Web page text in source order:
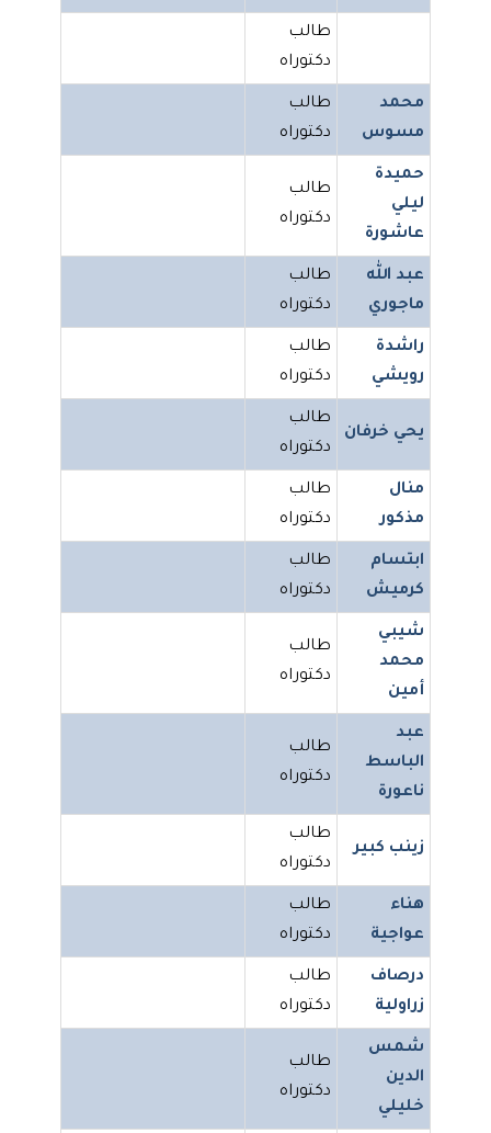
طالب
دكتوراه
محمد
مسوس
طالب
دكتوراه
حميدة
ليلي
عاشورة
طالب
دكتوراه
عبد الله
ماجوري
طالب
دكتوراه
راشدة
رويشي
طالب
دكتوراه
يحي خرفان
طالب
دكتوراه
منال
مذكور
طالب
دكتوراه
ابتسام
كرميش
طالب
دكتوراه
شيبي
محمد
أمين
طالب
دكتوراه
عبد
الباسط
ناعورة
طالب
دكتوراه
زينب كبير
طالب
دكتوراه
هناء
عواجية
طالب
دكتوراه
درصاف
زراولية
طالب
دكتوراه
شمس
الدين
خليلي
طالب
دكتوراه